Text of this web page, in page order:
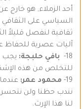
أحد الزملاء, هو خارج
السياسي على
ثقافية لنفصل قليلاً
آليات عصرية للحفاظ
18-
بافي حلبجة: يجب
للتخلص من هذه
19-
محمود عمر:
نندب حظنا ولن نتحسر,
لنا هذا الإرث.